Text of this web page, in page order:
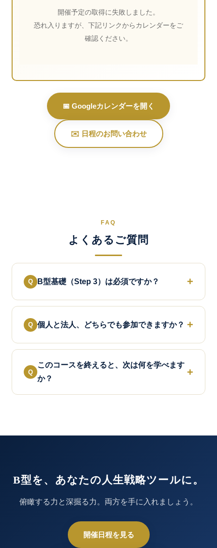
開催予定の取得に失敗しました。
恐れ入りますが、下記リンクからカレンダーをご
確認ください。
📅 Googleカレンダーを開く
✉️ 日程のお問い合わせ
FAQ
よくあるご質問
B型基礎（Step 3）は必須ですか？
個人と法人、どちらでも参加できますか？
このコースを終えると、次は何を学べます
か？
B型を、あなたの人生戦略ツールに。
俯瞰する力と深掘る力。両方を手に入れましょう。
開催日程を見る